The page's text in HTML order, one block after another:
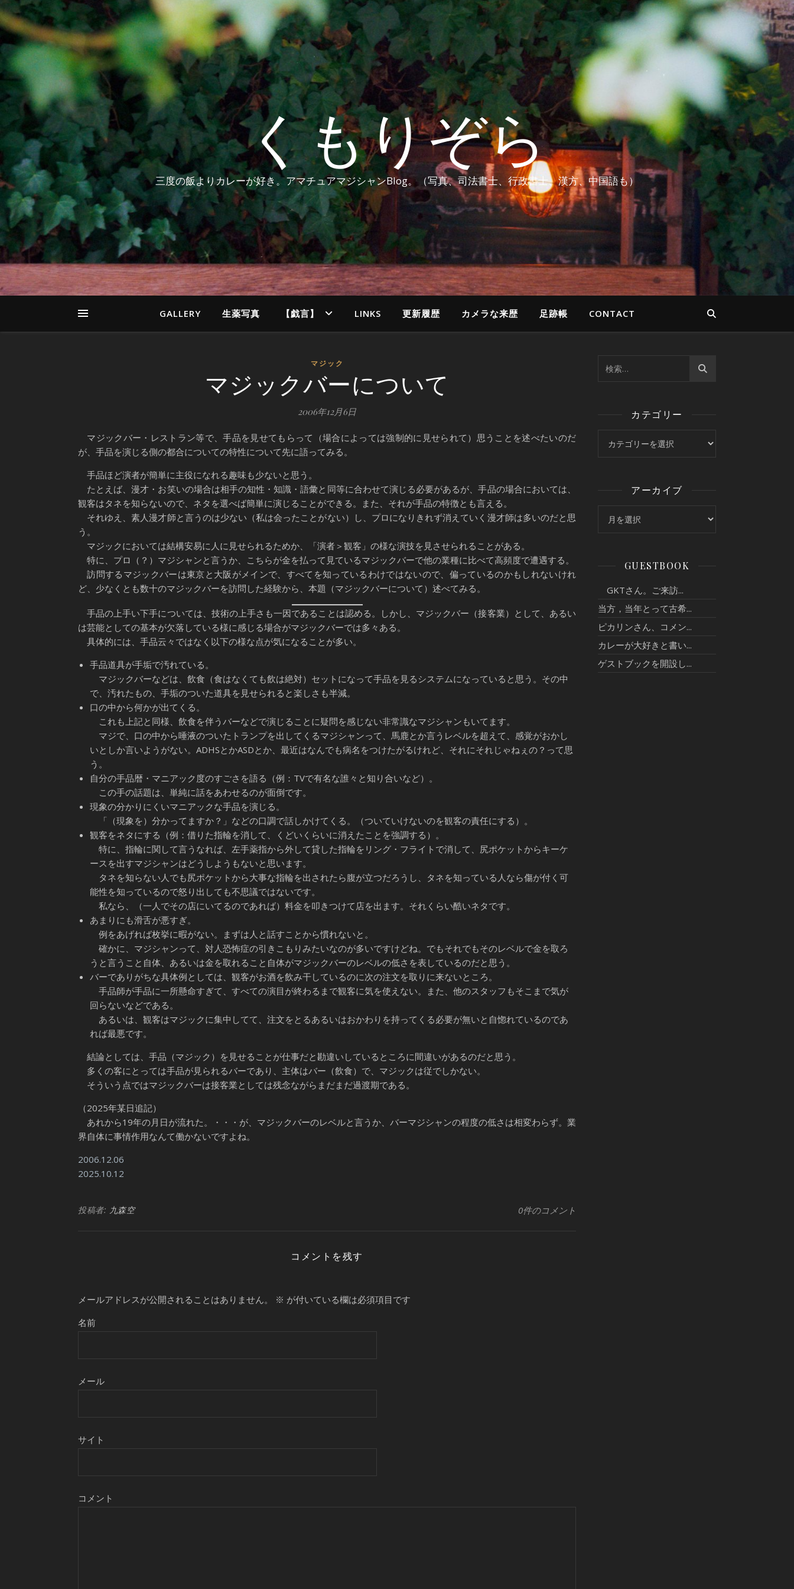
くもりぞら
三度の飯よりカレーが好き。アマチュアマジシャンBlog。（写真、司法書士、行政書士、漢方、中国語も）
GALLERY 生薬写真 【戯言】 LINKS 更新履歴 カメラな来歴 足跡帳 CONTACT
マジック
マジックバーについて
2006年12月6日
マジックバー・レストラン等で、手品を見せてもらって（場合によっては強制的に見せられて）思うことを述べたいのだ
が、手品を演じる側の都合についての特性について先に語ってみる。
手品ほど演者が簡単に主役になれる趣味も少ないと思う。
たとえば、漫才・お笑いの場合は相手の知性・知識・語彙と同等に合わせて演じる必要があるが、手品の場合においては、
観客はタネを知らないので、ネタを選べば簡単に演じることができる。また、それが手品の特徴とも言える。
それゆえ、素人漫才師と言うのは少ない（私は会ったことがない）し、プロになりきれず消えていく漫才師は多いのだと思
う。
マジックにおいては結構安易に人に見せられるためか、「演者＞観客」の様な演技を見させられることがある。
特に、プロ（？）マジシャンと言うか、こちらが金を払って見ているマジックバーで他の業種に比べて高頻度で遭遇する。
訪問するマジックバーは東京と大阪がメインで、すべてを知っているわけではないので、偏っているのかもしれないけれ
ど、少なくとも数十のマジックバーを訪問した経験から、本題（マジックバーについて）述べてみる。
手品の上手い下手については、技術の上手さも一因であることは認める。しかし、マジックバー（接客業）として、あるい
は芸能としての基本が欠落している様に感じる場合がマジックバーでは多々ある。
具体的には、手品云々ではなく以下の様な点が気になることが多い。
手品道具が手垢で汚れている。
マジックバーなどは、飲食（食はなくても飲は絶対）セットになって手品を見るシステムになっていると思う。その中
で、汚れたもの、手垢のついた道具を見せられると楽しさも半減。
口の中から何かが出てくる。
これも上記と同様、飲食を伴うバーなどで演じることに疑問を感じない非常識なマジシャンもいてます。
マジで、口の中から唾液のついたトランプを出してくるマジシャンって、馬鹿とか言うレベルを超えて、感覚がおかし
いとしか言いようがない。ADHSとかASDとか、最近はなんでも病名をつけたがるけれど、それにそれじゃねぇの？って思
う。
自分の手品暦・マニアック度のすごさを語る（例：TVで有名な誰々と知り合いなど）。
この手の話題は、単純に話をあわせるのが面倒です。
現象の分かりにくいマニアックな手品を演じる。
「（現象を）分かってますか？」などの口調で話しかけてくる。（ついていけないのを観客の責任にする）。
観客をネタにする（例：借りた指輪を消して、くどいくらいに消えたことを強調する）。
特に、指輪に関して言うなれば、左手薬指から外して貸した指輪をリング・フライトで消して、尻ポケットからキーケ
ースを出すマジシャンはどうしようもないと思います。
タネを知らない人でも尻ポケットから大事な指輪を出されたら腹が立つだろうし、タネを知っている人なら傷が付く可
能性を知っているので怒り出しても不思議ではないです。
私なら、（一人でその店にいてるのであれば）料金を叩きつけて店を出ます。それくらい酷いネタです。
あまりにも滑舌が悪すぎ。
例をあげれば枚挙に暇がない。まずは人と話すことから慣れないと。
確かに、マジシャンって、対人恐怖症の引きこもりみたいなのが多いですけどね。でもそれでもそのレベルで金を取ろ
うと言うこと自体、あるいは金を取れること自体がマジックバーのレベルの低さを表しているのだと思う。
バーでありがちな具体例としては、観客がお酒を飲み干しているのに次の注文を取りに来ないところ。
手品師が手品に一所懸命すぎて、すべての演目が終わるまで観客に気を使えない。また、他のスタッフもそこまで気が
回らないなどである。
あるいは、観客はマジックに集中してて、注文をとるあるいはおかわりを持ってくる必要が無いと自惚れているのであ
れば最悪です。
結論としては、手品（マジック）を見せることが仕事だと勘違いしているところに間違いがあるのだと思う。
多くの客にとっては手品が見られるバーであり、主体はバー（飲食）で、マジックは従でしかない。
そういう点ではマジックバーは接客業としては残念ながらまだまだ過渡期である。
（2025年某日追記）
あれから19年の月日が流れた。・・・が、マジックバーのレベルと言うか、バーマジシャンの程度の低さは相変わらず。業
界自体に事情作用なんて働かないですよね。
2006.12.06
2025.10.12
投稿者: 九森空 0件のコメント
コメントを残す
メールアドレスが公開されることはありません。 ※ が付いている欄は必須項目です
名前
メール
サイト
コメント
カテゴリー
アーカイブ
GUESTBOOK
GKTさん。ご来訪...
当方，当年とって古希...
ピカリンさん、コメン...
カレーが大好きと書い...
ゲストブックを開設し...